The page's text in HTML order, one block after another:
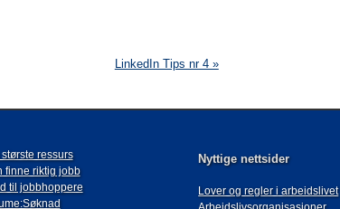
LinkedIn Tips nr 4 »
ressurs
finne riktig jobb
til jobbhoppere
Nyttige nettsider
Lover og regler i arbeidslivet